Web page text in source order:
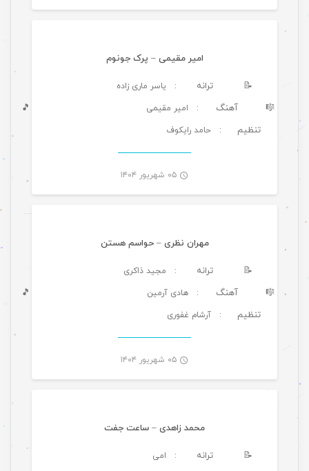
امیر مقیمی – پرک جونوم
📝 ترانه : یاسر ماری زاده
🎼 آهنگ : امیر مقیمی
🎵
تنظیم
: حامد رایکوف
۰۵ شهریور ۱۴۰۴
مهران نظری – حواسم هستن
📝 ترانه : مجید ذاکری
🎼 آهنگ : هادی آرمین
🎵
تنظیم
: آرشام غفوری
۰۵ شهریور ۱۴۰۴
محمد زاهدی – ساعت جفت
📝 ترانه : امی